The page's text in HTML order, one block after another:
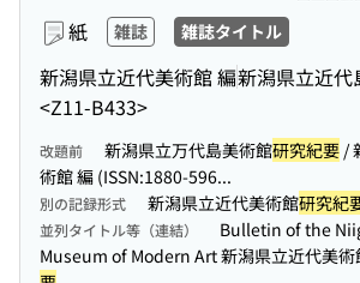
紙 雑誌 雑誌タイトル
新潟県立近代美術館 編新潟県立近代
<Z11-B433>
改題前 新潟県立万代島美術館研究紀要 /
術館 編 (ISSN:1880-596...
別の記録形式 新潟県立近代美術館研究紀
並列タイトル等（連結）
Bulletin of the
Museum of Modern Art 新潟県立近代美術